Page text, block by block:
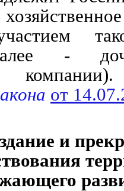
-
компании).
от
и